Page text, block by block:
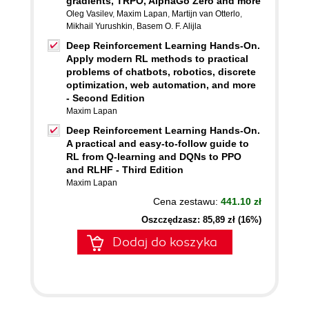
Oleg Vasilev, Maxim Lapan, Martijn van Otterlo,
Mikhail Yurushkin, Basem O. F. Alijla
Deep Reinforcement Learning Hands-On.
Apply modern RL methods to practical
problems of chatbots, robotics, discrete
optimization, web automation, and more
- Second Edition
Maxim Lapan
Deep Reinforcement Learning Hands-On.
A practical and easy-to-follow guide to
RL from Q-learning and DQNs to PPO
and RLHF - Third Edition
Maxim Lapan
Cena zestawu: 441.10 zł
Oszczędzasz: 85,89 zł (16%)
Dodaj do koszyka